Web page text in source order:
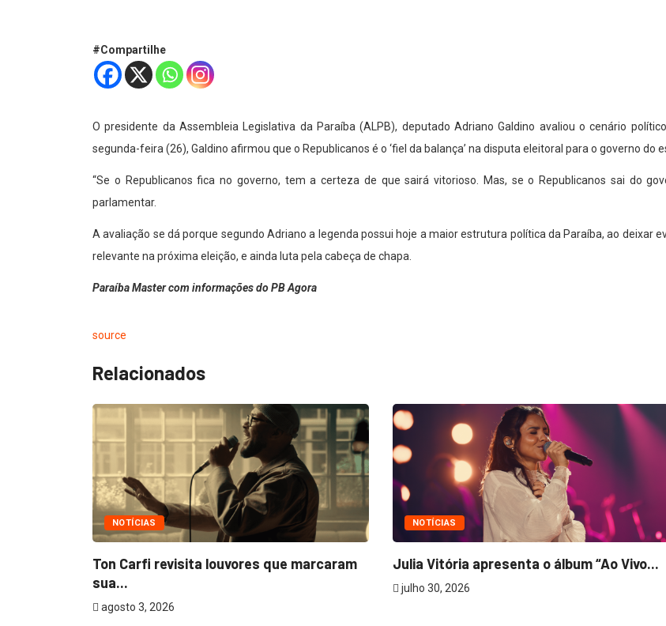
#Compartilhe
O presidente da Assembleia Legislativa da Paraíba (ALPB), deputado Adriano Galdino avaliou o cenário
segunda-feira (26), Galdino afirmou que o Republicanos é o ‘fiel da balança’ na disputa eleitoral para o governo do
“Se o Republicanos fica no governo, tem a certeza de que sairá vitorioso. Mas, se o Republicanos sai do
parlamentar.
A avaliação se dá porque segundo Adriano a legenda possui hoje a maior estrutura política da Paraíba, ao deixar
relevante na próxima eleição, e ainda luta pela cabeça de chapa.
Paraíba Master com informações do PB Agora
source
Relacionados
NOTÍCIAS
Ton Carfi revisita louvores que marcaram
sua...
agosto 3, 2026
NOTÍCIAS
Julia Vitória apresenta o álbum “Ao Vivo...
julho 30, 2026